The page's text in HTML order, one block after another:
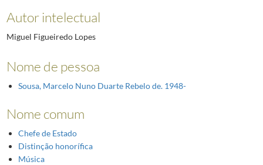
Autor intelectual
Miguel Figueiredo Lopes
Nome de pessoa
Sousa, Marcelo Nuno Duarte Rebelo de. 1948-
Nome comum
Chefe de Estado
Distinção honorífica
Música